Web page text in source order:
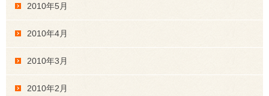
2010年5月
2010年4月
2010年3月
2010年2月